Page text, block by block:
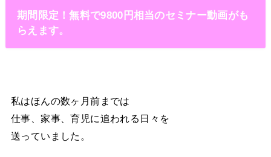
期間限定！無料で9800円相当のセミナー動画がも
らえます。
私はほんの数ヶ月前までは
仕事、家事、育児に追われる日々を
送っていました。